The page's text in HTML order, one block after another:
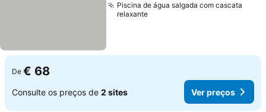
Piscina de água salgada com cascata
relaxante
De € 68
Consulte os preços de 2 sites Ver preços